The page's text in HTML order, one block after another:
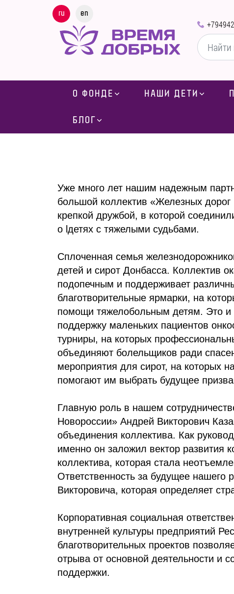
ru en
О ФОНДЕ НАШИ ДЕТИ
БЛОГ
Уже много лет нашим надежным
большой коллектив «Железных
крепкой дружбой, в которой
о lдетях с тяжелыми судьбами.
Сплоченная семья
детей и сирот Донбасса. Коллектив
подопечным и поддерживает
благотворительные ярмарки, на
помощи тяжелобольным детям. Это и
поддержку маленьких пациентов
турниры, на которых
объединяют болельщиков ради
мероприятия для сирот, на которых
помогают им выбрать будущее
Главную роль в нашем
Новороссии» Андрей Викторович
объединения коллектива. Как
именно он заложил вектор развития
коллектива, которая стала
Ответственность за будущее нашего
Викторовича, которая определяет
Корпоративная социальная
внутренней культуры предприятий
благотворительных проектов
отрыва от основной деятельности и
поддержки.